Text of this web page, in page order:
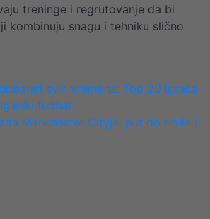
treninge i regrutovanje da bi
kombinuju snagu i tehniku slično
svih vremena: Top 20 igrača
fudbal
Manchester Cityja: put do titula i